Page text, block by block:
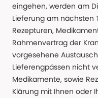
eingehen, werden am
Lieferung am nächsten
Rezepturen,
Rahmenvertrag der
vorgesehene
Lieferengpässen nicht
Medikamente, sowie
Klärung mit Ihnen oder